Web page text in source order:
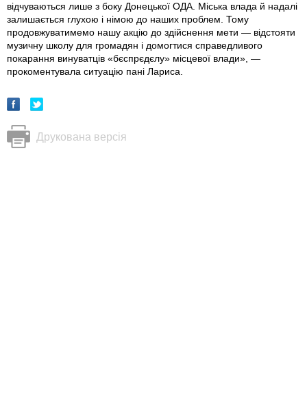
вiдчуваються лише з боку Донецької ОДА. Мiська влада й надалi
залишається глухою i нiмою до наших проблем. Тому
продовжуватимемо нашу акцiю до здiйснення мети — вiдстояти
музичну школу для громадян i домогтися справедливого
покарання винуватцiв «бєспрєдєлу» мiсцевої влади», —
прокоментувала ситуацiю панi Лариса.
Друкована версія